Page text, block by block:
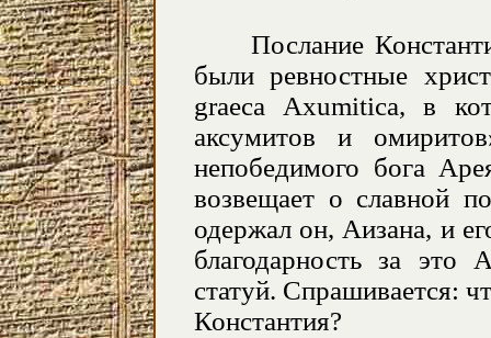
Послание
были ревностные
graeca Axumitica, в
аксумитов и
непобедимого бога
возвещает о славной
одержал он, Аизана, и
благодарность за
статуй. Спрашивается:
Константия?